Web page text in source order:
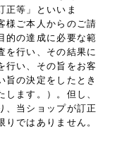
正等」といいま
様ご本人からのご請
的の達成に必要な範
を行い、その結果に
行い、その旨をお客
旨の決定をしたとき
ます。）。但し、
、当ショップが訂正
ではありません。